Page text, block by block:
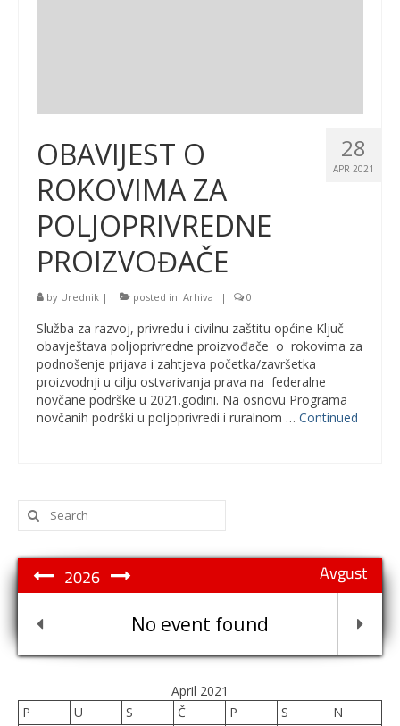
28
APR 2021
OBAVIJEST O
ROKOVIMA ZA
POLJOPRIVREDNE
PROIZVOĐAČE
by Urednik | posted in: Arhiva | 0
Služba za razvoj, privredu i civilnu zaštitu općine Ključ
obavještava poljoprivredne proizvođače o rokovima za
podnošenje prijava i zahtjeva početka/završetka
proizvodnji u cilju ostvarivanja prava na federalne
novčane podrške u 2021.godini. Na osnovu Programa
novčanih podrški u poljoprivredi i ruralnom … Continued
Search
for:
Avgust
2026
No event found
April 2021
P
U S Č P S
N